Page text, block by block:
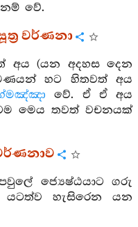
නම් වේ.
වර්ණනා
අය (යන අදහස දෙන
හට හිතවත් අය
වේ. ඒ ඒ අය
මෙය තවත් වචනයක්
ජ්‍යෙෂ්ඨයාට ගරු
හැසිරෙන යන